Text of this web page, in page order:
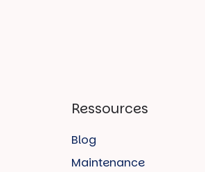
Ressources
Blog
Maintenance